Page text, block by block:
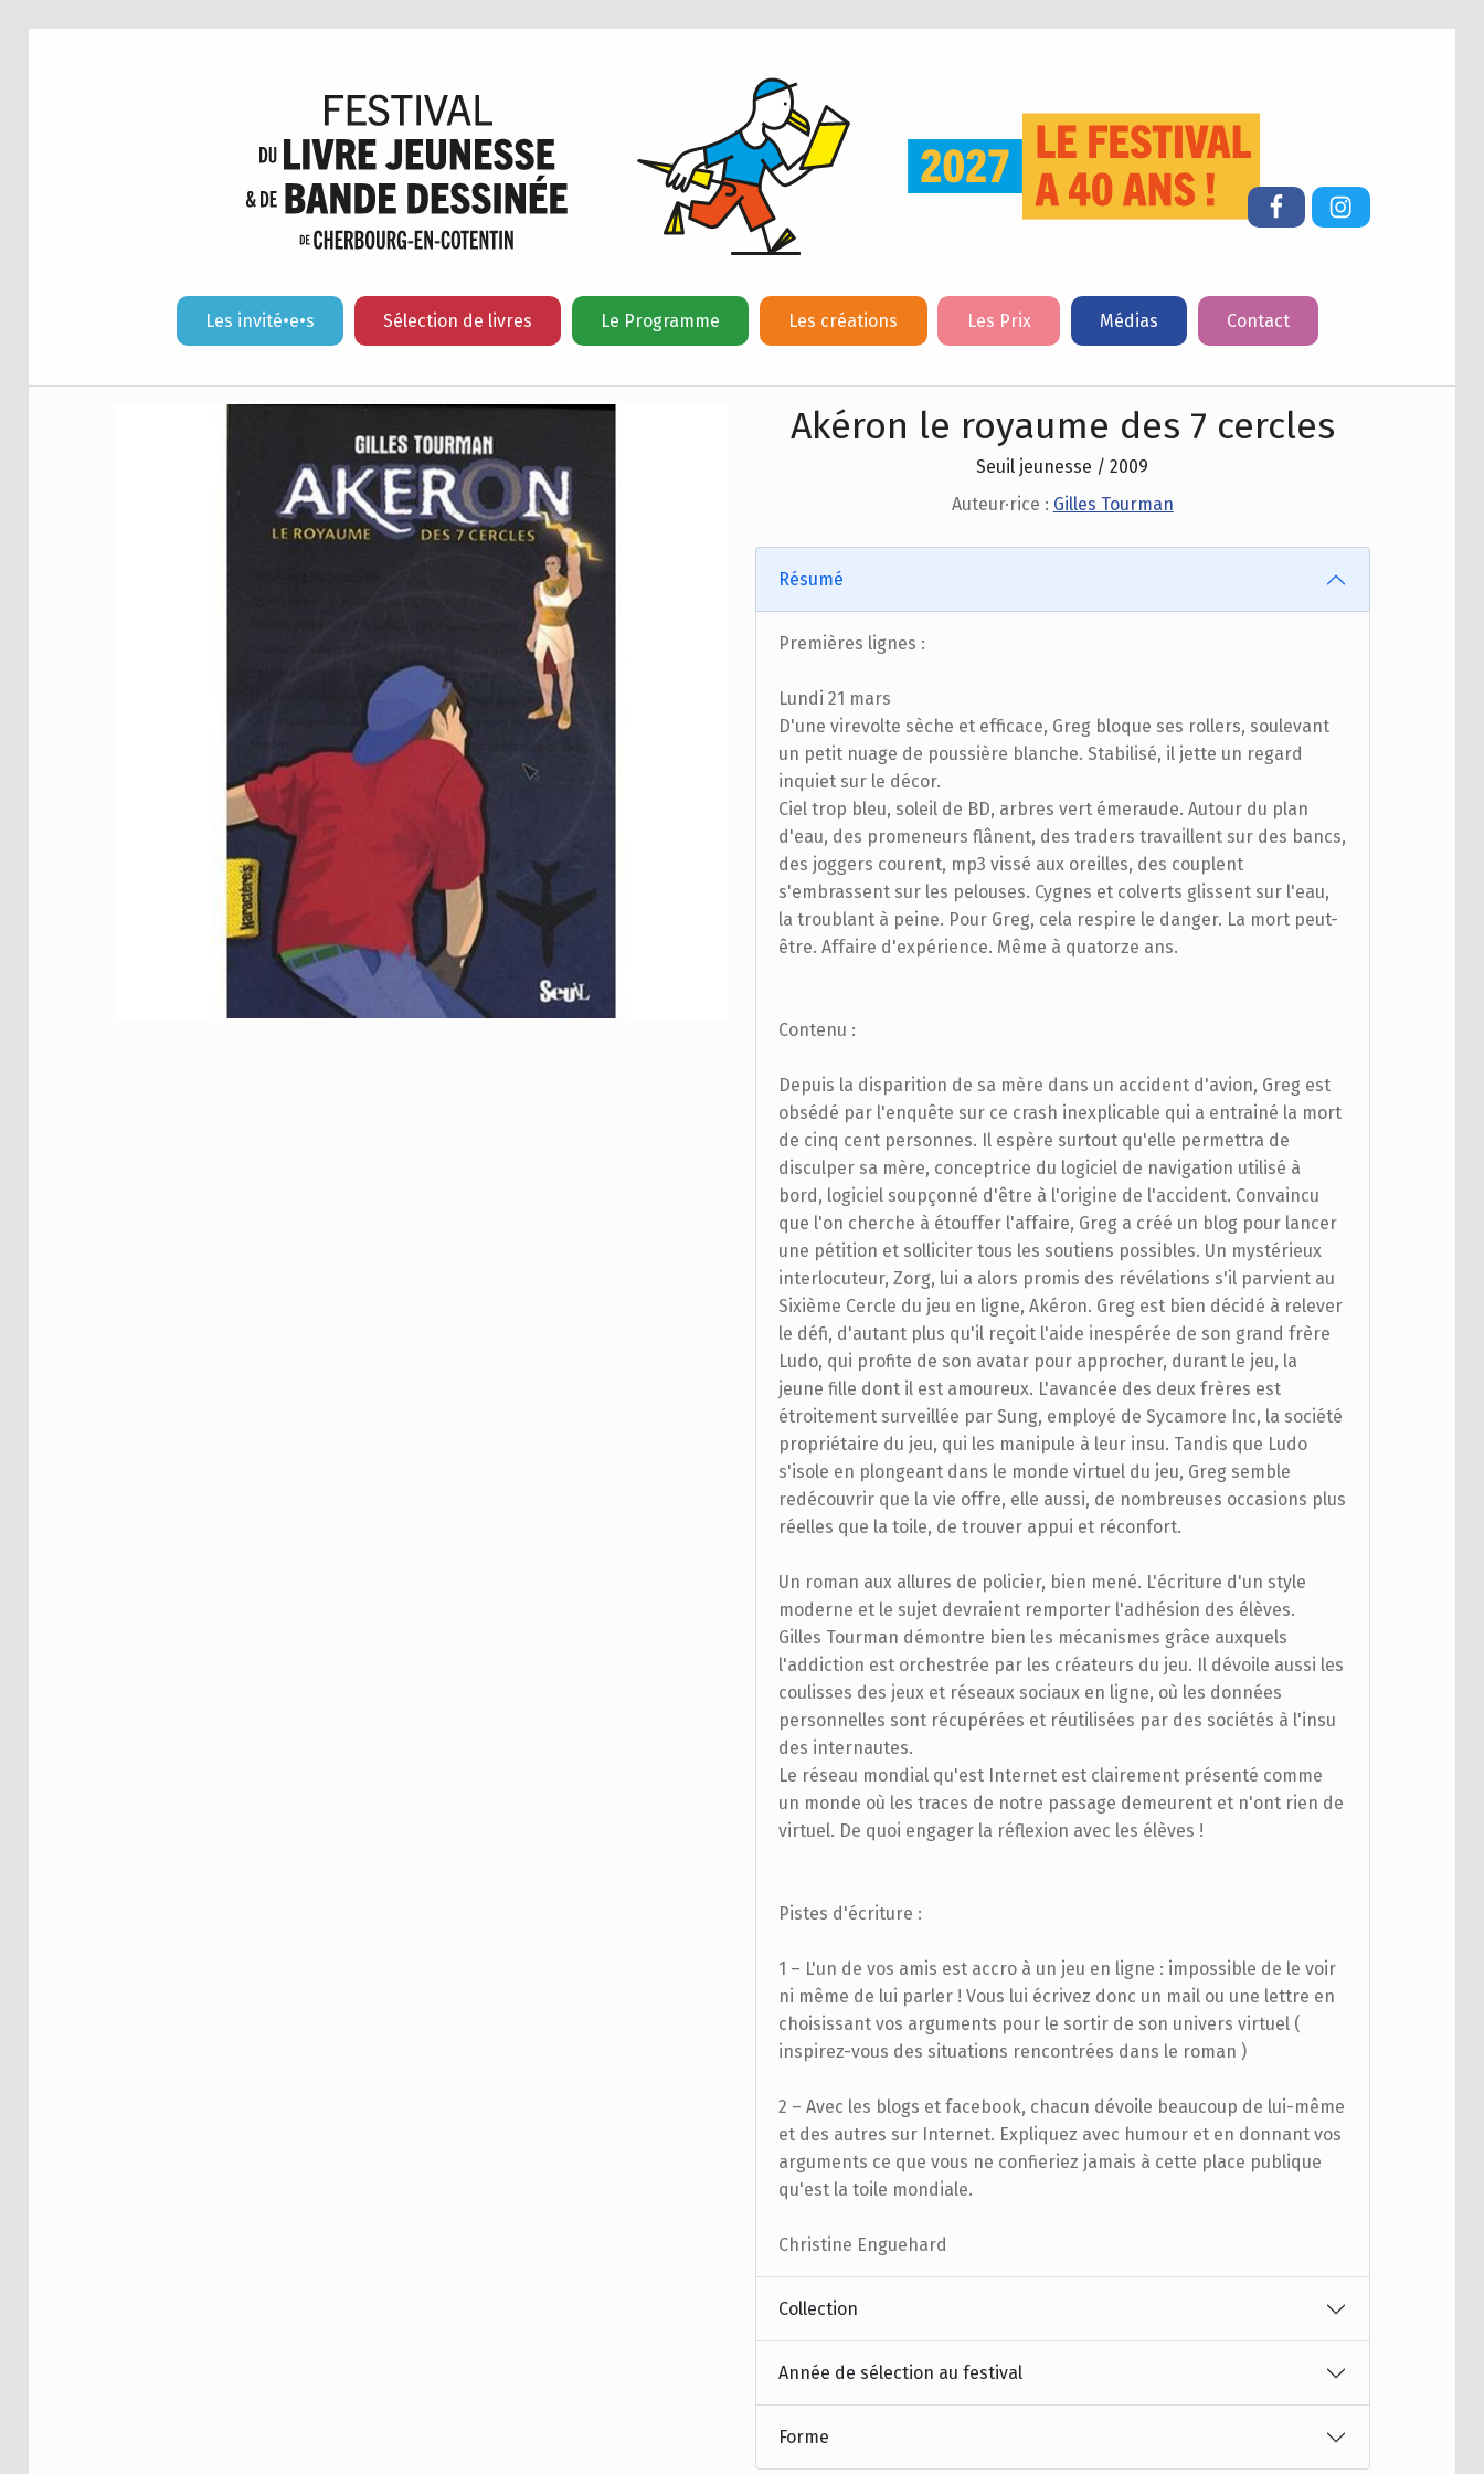
Les invité•e•s Sélection de livres Le Programme Les créations Les Prix Médias Contact
FacebookInstagram
Akéron le royaume des 7 cercles
Seuil jeunesse / 2009
Auteur·rice : Gilles Tourman
Résumé
Premières lignes :
Lundi 21 mars
D'une virevolte sèche et efficace, Greg bloque ses rollers, soulevant
un petit nuage de poussière blanche. Stabilisé, il jette un regard
inquiet sur le décor.
Ciel trop bleu, soleil de BD, arbres vert émeraude. Autour du plan
d'eau, des promeneurs flânent, des traders travaillent sur des bancs,
des joggers courent, mp3 vissé aux oreilles, des couplent
s'embrassent sur les pelouses. Cygnes et colverts glissent sur l'eau,
la troublant à peine. Pour Greg, cela respire le danger. La mort peut-
être. Affaire d'expérience. Même à quatorze ans.
Contenu :
Depuis la disparition de sa mère dans un accident d'avion, Greg est
obsédé par l'enquête sur ce crash inexplicable qui a entrainé la mort
de cinq cent personnes. Il espère surtout qu'elle permettra de
disculper sa mère, conceptrice du logiciel de navigation utilisé à
bord, logiciel soupçonné d'être à l'origine de l'accident. Convaincu
que l'on cherche à étouffer l'affaire, Greg a créé un blog pour lancer
une pétition et solliciter tous les soutiens possibles. Un mystérieux
interlocuteur, Zorg, lui a alors promis des révélations s'il parvient au
Sixième Cercle du jeu en ligne, Akéron. Greg est bien décidé à relever
le défi, d'autant plus qu'il reçoit l'aide inespérée de son grand frère
Ludo, qui profite de son avatar pour approcher, durant le jeu, la
jeune fille dont il est amoureux. L'avancée des deux frères est
étroitement surveillée par Sung, employé de Sycamore Inc, la société
propriétaire du jeu, qui les manipule à leur insu. Tandis que Ludo
s'isole en plongeant dans le monde virtuel du jeu, Greg semble
redécouvrir que la vie offre, elle aussi, de nombreuses occasions plus
réelles que la toile, de trouver appui et réconfort.
Un roman aux allures de policier, bien mené. L'écriture d'un style
moderne et le sujet devraient remporter l'adhésion des élèves.
Gilles Tourman démontre bien les mécanismes grâce auxquels
l'addiction est orchestrée par les créateurs du jeu. Il dévoile aussi les
coulisses des jeux et réseaux sociaux en ligne, où les données
personnelles sont récupérées et réutilisées par des sociétés à l'insu
des internautes.
Le réseau mondial qu'est Internet est clairement présenté comme
un monde où les traces de notre passage demeurent et n'ont rien de
virtuel. De quoi engager la réflexion avec les élèves !
Pistes d'écriture :
1 – L'un de vos amis est accro à un jeu en ligne : impossible de le voir
ni même de lui parler ! Vous lui écrivez donc un mail ou une lettre en
choisissant vos arguments pour le sortir de son univers virtuel (
inspirez-vous des situations rencontrées dans le roman )
2 – Avec les blogs et facebook, chacun dévoile beaucoup de lui-même
et des autres sur Internet. Expliquez avec humour et en donnant vos
arguments ce que vous ne confieriez jamais à cette place publique
qu'est la toile mondiale.
Christine Enguehard
Collection
Année de sélection au festival
Forme